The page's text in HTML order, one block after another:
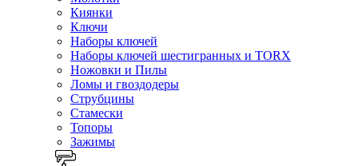
Киянки
Ключи
Наборы ключей
Наборы ключей шестигранных и TORX
Ножовки и Пилы
Ломы и гвоздодеры
Струбцины
Стамески
Топоры
Зажимы